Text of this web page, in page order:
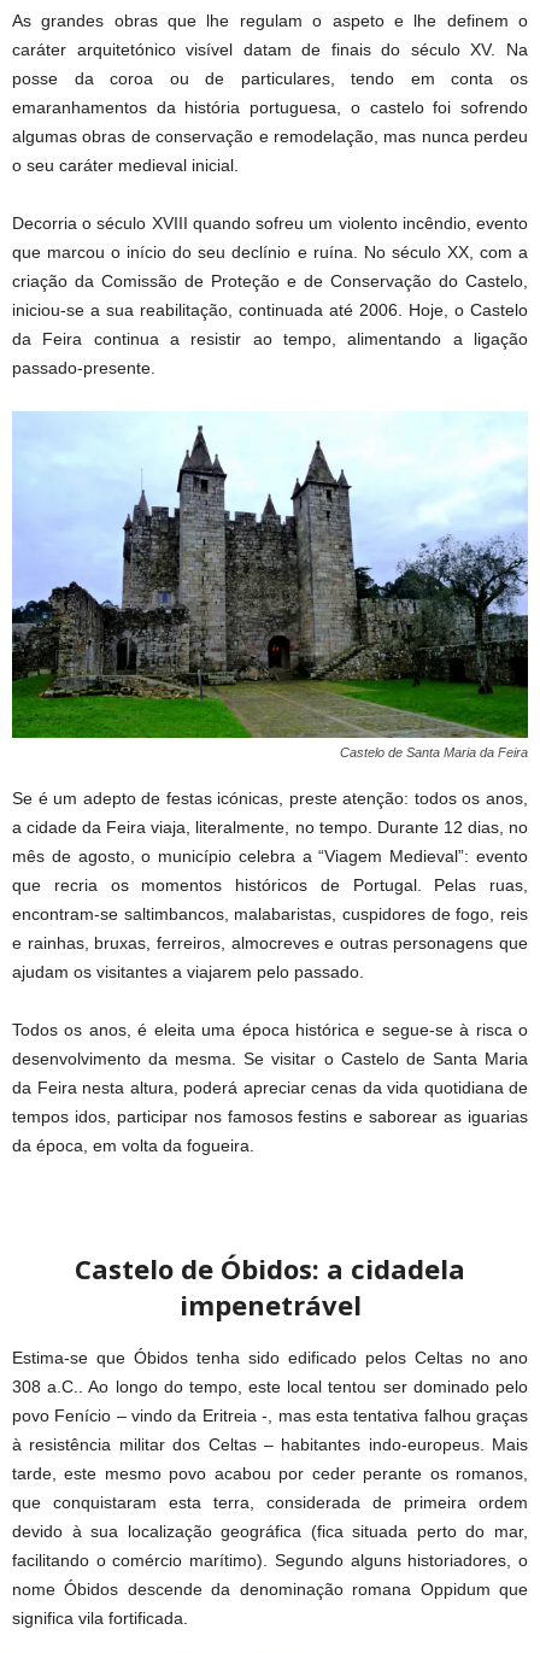
As grandes obras que lhe regulam o aspeto e lhe definem o
caráter arquitetónico visível datam de finais do século XV. Na
posse da coroa ou de particulares, tendo em conta os
emaranhamentos da história portuguesa, o castelo foi sofrendo
algumas obras de conservação e remodelação, mas nunca perdeu
o seu caráter medieval inicial.
Decorria o século XVIII quando sofreu um violento incêndio, evento
que marcou o início do seu declínio e ruína. No século XX, com a
criação da Comissão de Proteção e de Conservação do Castelo,
iniciou-se a sua reabilitação, continuada até 2006. Hoje, o Castelo
da Feira continua a resistir ao tempo, alimentando a ligação
passado-presente.
Castelo de Santa Maria da Feira
Se é um adepto de festas icónicas, preste atenção: todos os anos,
a cidade da Feira viaja, literalmente, no tempo. Durante 12 dias, no
mês de agosto, o município celebra a “Viagem Medieval”: evento
que recria os momentos históricos de Portugal. Pelas ruas,
encontram-se saltimbancos, malabaristas, cuspidores de fogo, reis
e rainhas, bruxas, ferreiros, almocreves e outras personagens que
ajudam os visitantes a viajarem pelo passado.
Todos os anos, é eleita uma época histórica e segue-se à risca o
desenvolvimento da mesma. Se visitar o Castelo de Santa Maria
da Feira nesta altura, poderá apreciar cenas da vida quotidiana de
tempos idos, participar nos famosos festins e saborear as iguarias
da época, em volta da fogueira.
Castelo de Óbidos: a cidadela
impenetrável
Estima-se que Óbidos tenha sido edificado pelos Celtas no ano
308 a.C.. Ao longo do tempo, este local tentou ser dominado pelo
povo Fenício – vindo da Eritreia -, mas esta tentativa falhou graças
à resistência militar dos Celtas – habitantes indo-europeus. Mais
tarde, este mesmo povo acabou por ceder perante os romanos,
que conquistaram esta terra, considerada de primeira ordem
devido à sua localização geográfica (fica situada perto do mar,
facilitando o comércio marítimo). Segundo alguns historiadores, o
nome Óbidos descende da denominação romana Oppidum que
significa vila fortificada.